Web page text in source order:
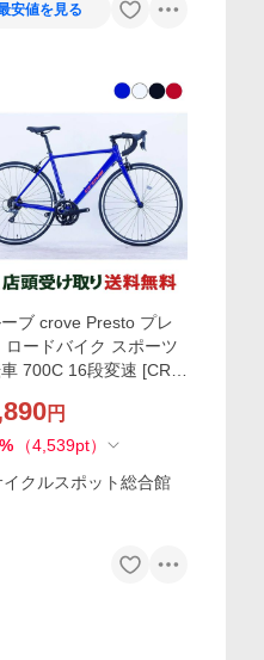
安値を見る
ブ crove Presto プレ
ロードバイク スポーツ
700C 16段変速 [CRV
円
% （4,539pt）
イクルスポット総合館